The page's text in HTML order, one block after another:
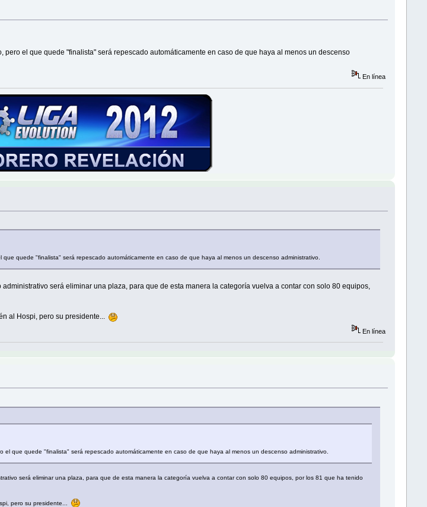
pero el que quede "finalista" será repescado automáticamente en caso de que haya al menos un descenso
En línea
quede "finalista" será repescado automáticamente en caso de que haya al menos un descenso administrativo.
será eliminar una plaza, para que de esta manera la categoría vuelva a contar con solo 80 equipos,
al Hospi, pero su presidente...
En línea
que quede "finalista" será repescado automáticamente en caso de que haya al menos un descenso administrativo.
será eliminar una plaza, para que de esta manera la categoría vuelva a contar con solo 80 equipos, por los 81 que ha tenido
pero su presidente...